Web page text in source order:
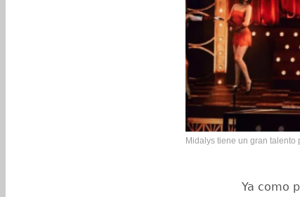
Midalys tiene un gran talento
Ya como